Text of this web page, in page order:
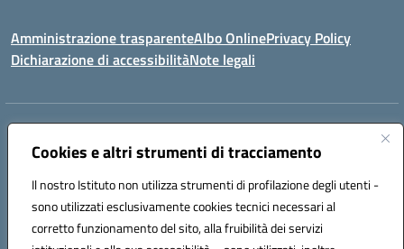
Cookies e altri strumenti di tracciamento
Il nostro Istituto non utilizza strumenti di profilazione degli utenti -
sono utilizzati esclusivamente cookies tecnici necessari al
corretto funzionamento del sito, alla fruibilità dei servizi
Amministrazione trasparenteAlbo OnlinePrivacy Policy
Dichiarazione di accessibilitàNote legali
Indirizzo:
Centralino:0994722507 Email:TAIC873006@istruzione.it
Codice fiscale: 90279480736
Codice meccanografico:
TAIC873006
Codice unico di fatturazione (CUF): 488XBQ